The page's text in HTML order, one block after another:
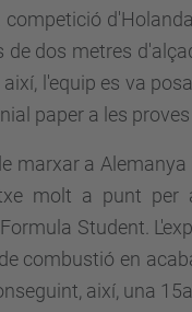
de dos metres
l'equip es va
paper a les
marxar a
molt a punt per
Student.
combustió en
així, una